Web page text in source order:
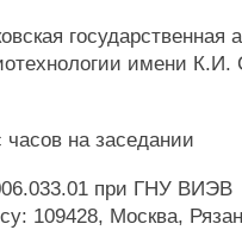
государственная
имени К.И.
часов на заседании
при ГНУ ВИЭВ
109428, Москва,